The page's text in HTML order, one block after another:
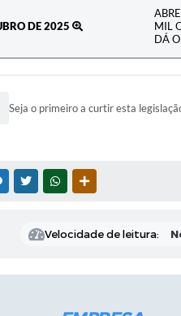
DE 2025
MIL
DÁ
Seja o primeiro a curtir esta
MESSENGER
TWITTERWHATSAPP
Velocidade de leitura: